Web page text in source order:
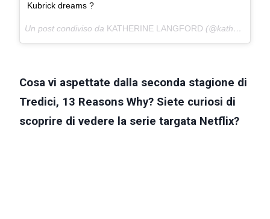
Kubrick dreams ?
Un post condiviso da KATHERINE LANGFORD (@katherinelangford) in data:
Cosa vi aspettate dalla seconda stagione di
Tredici, 13 Reasons Why? Siete curiosi di
scoprire di vedere la serie targata Netflix?